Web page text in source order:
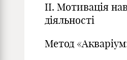
II. Мотивація
діяльності
Метод